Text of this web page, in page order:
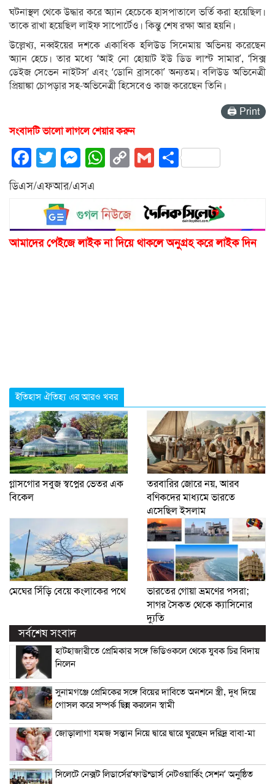
ঘটনাস্থল থেকে উদ্ধার করে অ্যান হেচেকে হাসপাতালে ভর্তি করা হয়েছিল।
তাকে রাখা হয়েছিল লাইফ সাপোর্টেও। কিন্তু শেষ রক্ষা আর হয়নি।
উল্লেখ্য, নব্বইয়ের দশকে একাধিক হলিউড সিনেমায় অভিনয় করেছেন
অ্যান হেচে। তার মধ্যে ‘আই নো হোয়াট ইউ ডিড লাস্ট সামার’, ‘সিক্স
ডেইজ সেভেন নাইটস’ এবং ‘ডোনি ব্রাসকো’ অন্যতম। বলিউড অভিনেত্রী
প্রিয়াঙ্কা চোপড়ার সহ-অভিনেত্রী হিসেবেও কাজ করেছেন তিনি।
🖨 Print
সংবাদটি ভালো লাগলে শেয়ার করুন
Facebook
Twitter
Messenger
WhatsApp
CopyGmailShare
ডিএস/এফআর/এসএ
আমাদের পেইজে লাইক না দিয়ে থাকলে অনুগ্রহ করে লাইক দিন
ইতিহাস ঐতিহ্য এর আরও খবর
গ্লাসগোর সবুজ স্বপ্নের ভেতর এক
বিকেল
তরবারির জোরে নয়, আরব
বণিকদের মাধ্যমে ভারতে
এসেছিল ইসলাম
মেঘের সিঁড়ি বেয়ে কংলাকের পথে
ভারতের গোয়া ভ্রমণের পসরা;
সাগর সৈকত থেকে ক্যাসিনোর
দ্যুতি
সর্বশেষ সংবাদ
হাটহাজারীতে প্রেমিকার সঙ্গে ভিডিওকলে থেকে যুবক চির বিদায়
নিলেন
সুনামগঞ্জে প্রেমিকের সঙ্গে বিয়ের দাবিতে অনশনে স্ত্রী, দুধ দিয়ে
গোসল করে সম্পর্ক ছিন্ন করলেন স্বামী
জোড়ালাগা যমজ সন্তান নিয়ে দ্বারে দ্বারে ঘুরছেন দরিদ্র বাবা-মা
সিলেটে নেক্সট লিডার্সের‘ফাউন্ডার্স নেটওয়ার্কিং সেশন’ অনুষ্ঠিত